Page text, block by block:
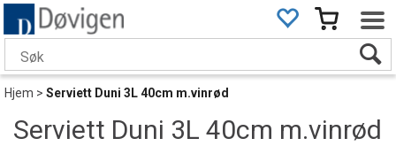
Hjem>Serviett Duni 3L 40cm m.vinrød
Serviett Duni 3L 40cm m.vinrød